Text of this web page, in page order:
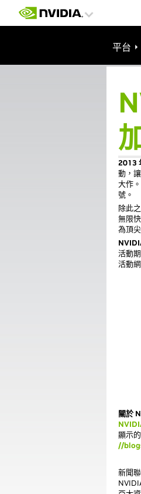
平台
2013
動，
大作
號。
除此
無限
為頂
活動
活動
關於
顯示
//
新聞